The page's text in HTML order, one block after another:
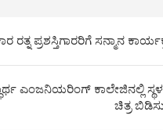
I
n
a
m
ರತ್ನ ಪ್ರಶಸ್ತಿಗಾರರಿಗೆ ಸನ್ಮಾನ
ಎಂಜನಿಯರಿಂಗ್ ಕಾಲೇಜಿನಲ್ಲಿ
ಚಿತ್ರ